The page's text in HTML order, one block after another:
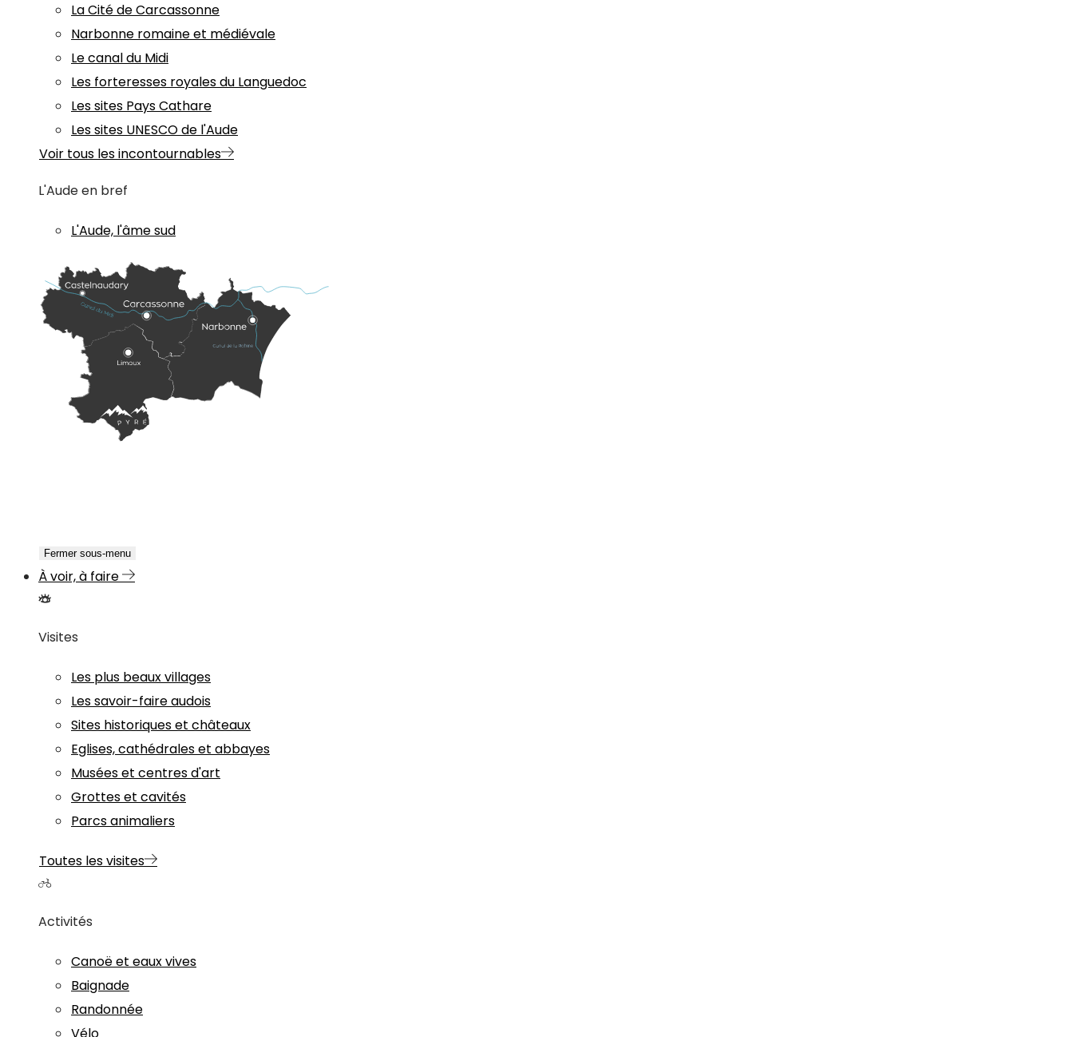
La Cité de Carcassonne
Narbonne romaine et médiévale
Le canal du Midi
Les forteresses royales du Languedoc
Les sites Pays Cathare
Les sites UNESCO de l'Aude
Voir tous les incontournables
L'Aude en bref
L'Aude, l'âme sud
Fermer sous-menu
À voir, à faire
Visites
Les plus beaux villages
Les savoir-faire audois
Sites historiques et châteaux
Eglises, cathédrales et abbayes
Musées et centres d'art
Grottes et cavités
Parcs animaliers
Toutes les visites
Activités
Canoë et eaux vives
Baignade
Randonnée
Vélo